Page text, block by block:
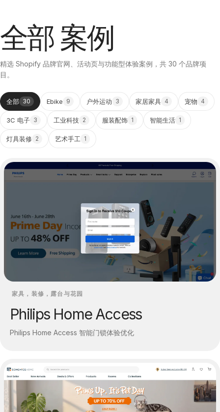
质，提
全部 案例
精选 Shopify 品牌官网、活动页与功能型体验案例，共 30 个品牌项
目。
全部 30 Ebike 9 户外运动 3 家居家具 4 宠物 4
3C 电子 3 工业科技 2 服装配饰 1 智能生活 1
灯具装修 2 艺术手工 1
家具，装修，露台与花园
Philips Home Access
Philips Home Access 智能门锁体验优化